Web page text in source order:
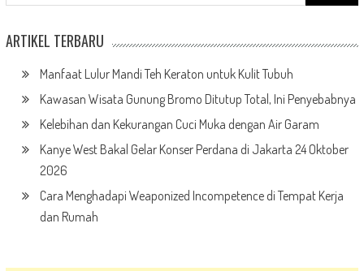
ARTIKEL TERBARU
Manfaat Lulur Mandi Teh Keraton untuk Kulit Tubuh
Kawasan Wisata Gunung Bromo Ditutup Total, Ini Penyebabnya
Kelebihan dan Kekurangan Cuci Muka dengan Air Garam
Kanye West Bakal Gelar Konser Perdana di Jakarta 24 Oktober
2026
Cara Menghadapi Weaponized Incompetence di Tempat Kerja
dan Rumah